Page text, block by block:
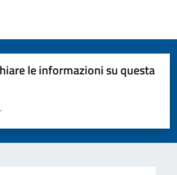
le informazioni su questa
pagina
5 stelle su 5
stelle su 5
su 5
5